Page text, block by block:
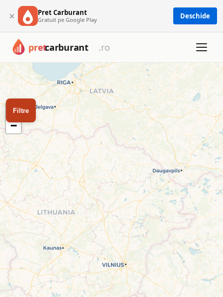
× Pret Carburant
Gratuit pe Google Play Deschide
Harta benzinăriilor din
Harta cu toate cele 1673 benzinării din România: Petrom,
Filtrează după tip de carburant sau rețea pentru a găsi
Filtre
+
−